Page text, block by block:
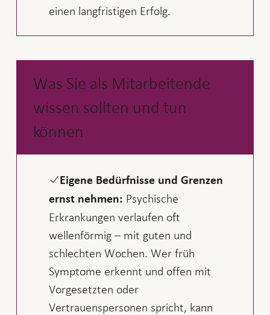
einen langfristigen Erfolg.
Was Sie als Mitarbeitende
wissen sollten und tun
können
Eigene Bedürfnisse und Grenzen
ernst nehmen: Psychische
Erkrankungen verlaufen oft
wellenförmig – mit guten und
schlechten Wochen. Wer früh
Symptome erkennt und offen mit
Vorgesetzten oder
Vertrauenspersonen spricht, kann